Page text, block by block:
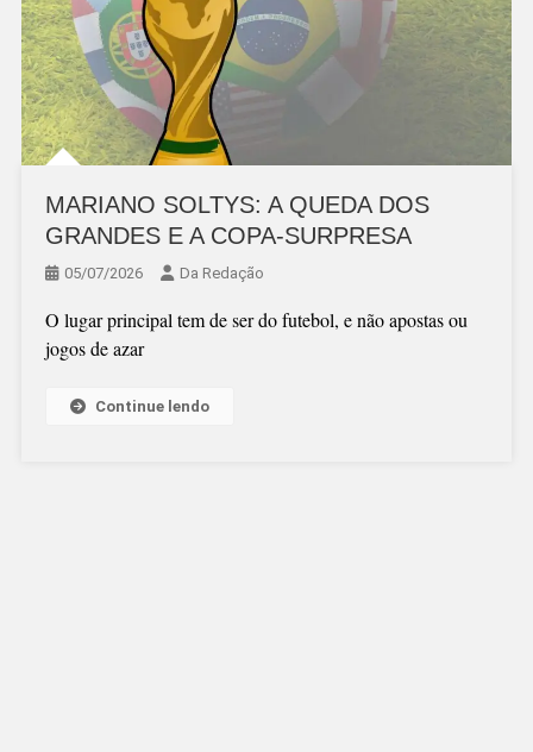
MARIANO SOLTYS: A QUEDA DOS
GRANDES E A COPA-SURPRESA
05/07/2026 Da Redação
O lugar principal tem de ser do futebol, e não apostas ou
jogos de azar
Continue lendo